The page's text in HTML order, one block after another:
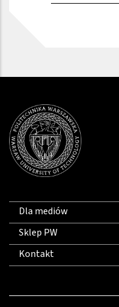
Dla mediów
Sklep PW
Kontakt